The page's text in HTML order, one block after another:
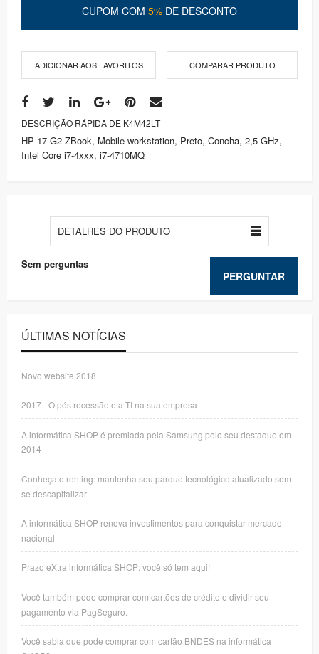
CUPOM COM 5% DE DESCONTO
ADICIONAR AOS FAVORITOS COMPARAR PRODUTO
DESCRIÇÃO RÁPIDA DE K4M42LT
HP 17 G2 ZBook, Mobile workstation, Preto, Concha, 2,5 GHz,
Intel Core i7-4xxx, i7-4710MQ
DETALHES DO PRODUTO
PERGUNTAR
Sem perguntas
ÚLTIMAS NOTÍCIAS
Novo website 2018
2017 - O pós recessão e a TI na sua empresa
A informática SHOP é premiada pela Samsung pelo seu destaque em
2014
Conheça o renting: mantenha seu parque tecnológico atualizado sem
se descapitalizar
A informática SHOP renova investimentos para conquistar mercado
nacional
Prazo eXtra informática SHOP: você só tem aqui!
Você também pode comprar com cartões de crédito e dividir seu
pagamento via PagSeguro.
Você sabia que pode comprar com cartão BNDES na informática